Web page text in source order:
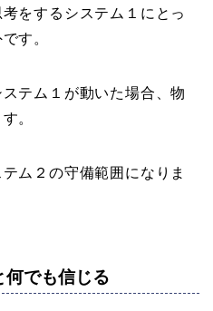
をするシステム１にとっ
す。
テム１が動いた場合、物
。
ム２の守備範囲になりま
何でも信じる